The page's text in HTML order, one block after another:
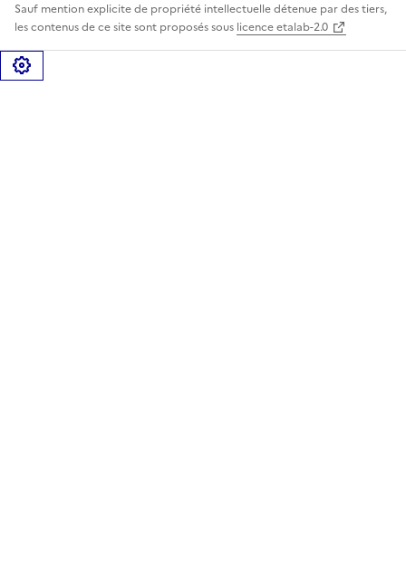
Sauf mention explicite de propriété intellectuelle détenue par des tiers,
les contenus de ce site sont proposés sous licence etalab-2.0
Gérer les cookies